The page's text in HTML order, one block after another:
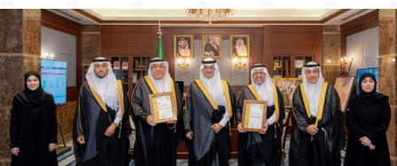
وأشاد سمو محافظ الأحساء بالجهود التي تبذلها جمعية
بصمات لرعاية وتنمية الأيتام بالأحساء، وما تقدمه من مبادرات
وبرامج نوعية أسهمت في تمكين الأيتام علميًا ومهاريًا
واجتماعيًا، وتنمية قدراتهم، وتعزيز ثقتهم بأنفسهم، وإيجاد بيئة
محفزة للإبداع والتميز، مثمنًا دور الشركاء والداعمين والجهات
الحكومية في إنجاح البرنامج، مؤكدًا أن تكامل الجهود بين
القطاع غير الربحي والجهات الحكومية والقطاع الخاص يمثل